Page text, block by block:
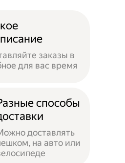
заказы в
для вас время
способы
доставлять
на авто или